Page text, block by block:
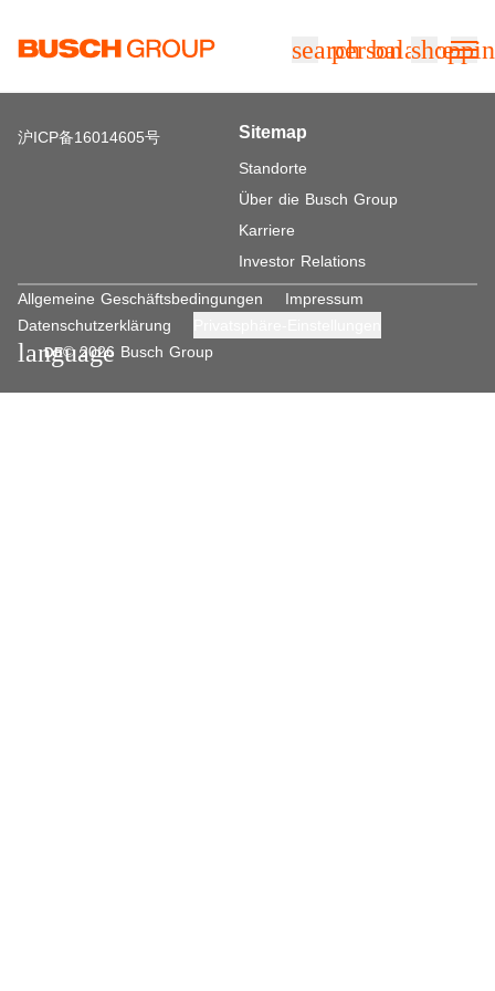
searchpersonbalance
沪ICP备16014605号 Sitemap
Standorte
Über die Busch Group
Karriere
Investor Relations
Allgemeine Geschäftsbedingungen
Impressum
Datenschutzerklärung
DE
language
© 2026 Busch Group